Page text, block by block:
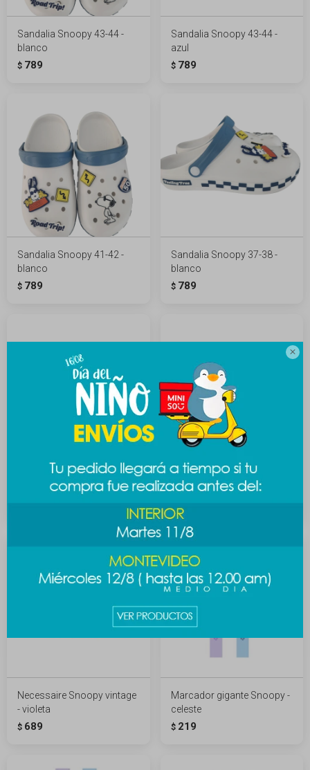

Sandalia Snoopy 43-44 -
blanco
$ 789
Sandalia Snoopy 43-44 -
azul
$ 789
Sandalia Snoopy 41-42 -
blanco
$ 789
Sandalia Snoopy 37-38 -
blanco
$ 789
Ensaladera Snoopy 1.1lts -
389
Ensaladera Snoopy 1.1lts -
violeta
$ 389
Necessaire Snoopy vintage
- violeta
$ 689
Marcador gigante Snoopy -
celeste
$ 219